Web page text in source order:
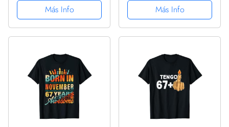
CamisetaMás Info
SudaderaMás Info